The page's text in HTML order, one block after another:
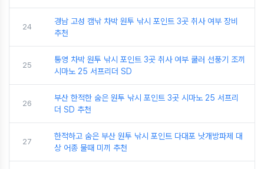
24
경남 고성 캠낚 차박 원투 낚시 포인트 3곳 취사 여부 장비
추천
25
통영 차박 원투 낚시 포인트 3곳 취사 여부 쿨러 선풍기 조끼
시마노 25 서프리더 SD
26
부산 한적한 숨은 원투 낚시 포인트 3곳 시마노 25 서프리
더 SD 추천
27
한적하고 숨은 부산 원투 낚시 포인트 다대포 낫개방파제 대
상 어종 물때 미끼 추천